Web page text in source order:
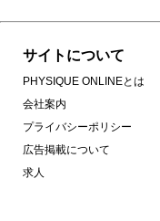
サイトについて
PHYSIQUE ONLINEとは
会社案内
プライバシーポリシー
広告掲載について
求人